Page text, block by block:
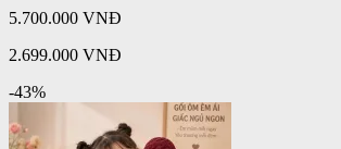
5.700.000 VNĐ
2.699.000 VNĐ
-43%